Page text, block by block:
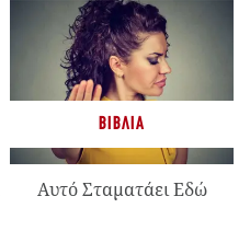
ΒΙΒΛΊΑ
Αυτό Σταματάει Εδώ